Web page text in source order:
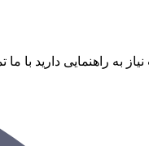
به راهنمایی دارید با ما